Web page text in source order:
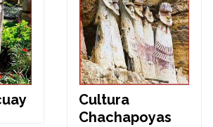
Cultura
Chachapoyas